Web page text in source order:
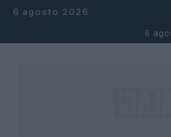
Saltar al contenido
6 agosto 2026
6